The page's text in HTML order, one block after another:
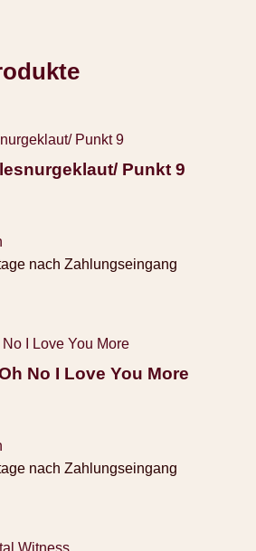
Punkt 9
nach Zahlungseingang
No I Love You More
nach Zahlungseingang